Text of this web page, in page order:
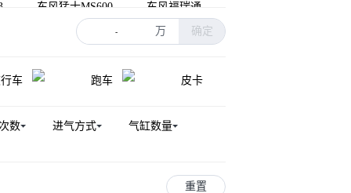
东风猛士MS600 东风福瑞通
锐骐多功能车
- 万 确定
车 跑车 皮卡
数 进气方式 气缸数量
重置